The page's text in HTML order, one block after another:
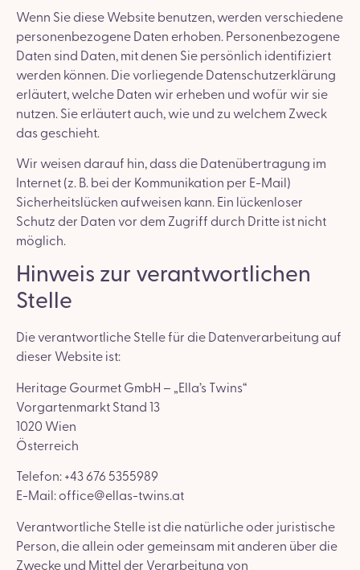
Wenn Sie diese Website benutzen, werden verschiedene
personenbezogene Daten erhoben. Personenbezogene
Daten sind Daten, mit denen Sie persönlich identifiziert
werden können. Die vorliegende Datenschutzerklärung
erläutert, welche Daten wir erheben und wofür wir sie
nutzen. Sie erläutert auch, wie und zu welchem Zweck
das geschieht.
Wir weisen darauf hin, dass die Datenübertragung im
Internet (z. B. bei der Kommunikation per E-Mail)
Sicherheitslücken aufweisen kann. Ein lückenloser
Schutz der Daten vor dem Zugriff durch Dritte ist nicht
möglich.
Hinweis zur verantwortlichen
Stelle
Die verantwortliche Stelle für die Datenverarbeitung auf
dieser Website ist:
Heritage Gourmet GmbH – „Ella’s Twins“
Vorgartenmarkt Stand 13
1020 Wien
Österreich
Telefon: +43 676 5355989
E-Mail: office@ellas-twins.at
Verantwortliche Stelle ist die natürliche oder juristische
Person, die allein oder gemeinsam mit anderen über die
Zwecke und Mittel der Verarbeitung von